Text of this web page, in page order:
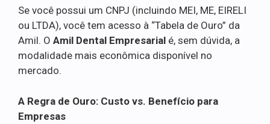
Se você possui um CNPJ (incluindo MEI, ME, EIRELI
ou LTDA), você tem acesso à “Tabela de Ouro” da
Amil. O Amil Dental Empresarial é, sem dúvida, a
modalidade mais econômica disponível no
mercado.
A Regra de Ouro: Custo vs. Benefício para
Empresas